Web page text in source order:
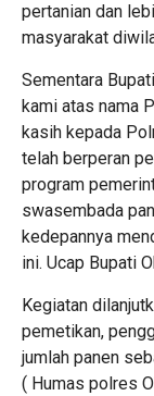
pertanian dan
masyarakat
Sementara
kami atas nama
kasih kepada
telah berperan
program
swasembada
kedepannya
ini. Ucap Bupati
Kegiatan
pemetikan,
jumlah panen
( Humas polres